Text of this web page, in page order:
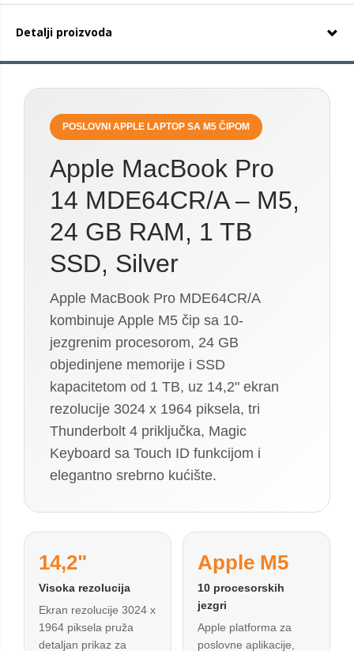
Detalji proizvoda
POSLOVNI APPLE LAPTOP SA M5 ČIPOM
Apple MacBook Pro
14 MDE64CR/A – M5,
24 GB RAM, 1 TB
SSD, Silver
Apple MacBook Pro MDE64CR/A
kombinuje Apple M5 čip sa 10-
jezgrenim procesorom, 24 GB
objedinjene memorije i SSD
kapacitetom od 1 TB, uz 14,2" ekran
rezolucije 3024 x 1964 piksela, tri
Thunderbolt 4 priključka, Magic
Keyboard sa Touch ID funkcijom i
elegantno srebrno kućište.
14,2"
Visoka rezolucija
Ekran rezolucije 3024 x
1964 piksela pruža
detaljan prikaz za
Apple M5
10 procesorskih
jezgri
Apple platforma za
poslovne aplikacije,